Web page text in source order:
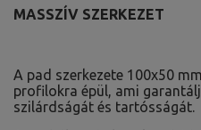
MASSZÍV SZERKEZET
A pad szerkezete 100x50
profilokra épül, ami
szilárdságát és tartósságát.